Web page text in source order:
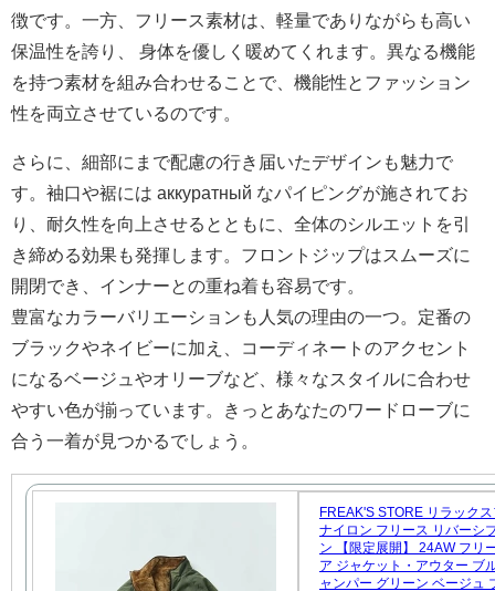
徴です。一方、フリース素材は、軽量でありながらも高い
保温性を誇り、 身体を優しく暖めてくれます。異なる機能
を持つ素材を組み合わせることで、機能性とファッション
性を両立させているのです。
さらに、細部にまで配慮の行き届いたデザインも魅力で
す。袖口や裾には аккуратный なパイピングが施されてお
り、耐久性を向上させるとともに、全体のシルエットを引
き締める効果も発揮します。フロントジップはスムーズに
開閉でき、インナーとの重ね着も容易です。
豊富なカラーバリエーションも人気の理由の一つ。定番の
ブラックやネイビーに加え、コーディネートのアクセント
になるベージュやオリーブなど、様々なスタイルに合わせ
やすい色が揃っています。きっとあなたのワードローブに
合う一着が見つかるでしょう。
FREAK'S STORE リラック
ナイロン フリース リバーシ
ン 【限定展開】 24AW フリ
ア ジャケット・アウター ブ
ャンパー グリーン ベージュ